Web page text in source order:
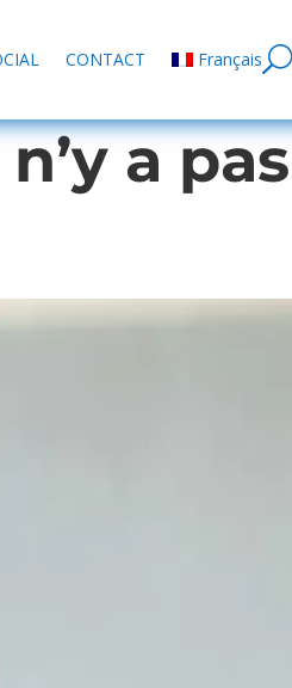
CONTACT Français
a pas